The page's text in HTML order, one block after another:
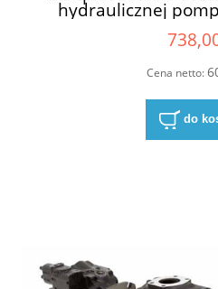
hydraulicznej
Hydreco David
Cena netto:
do